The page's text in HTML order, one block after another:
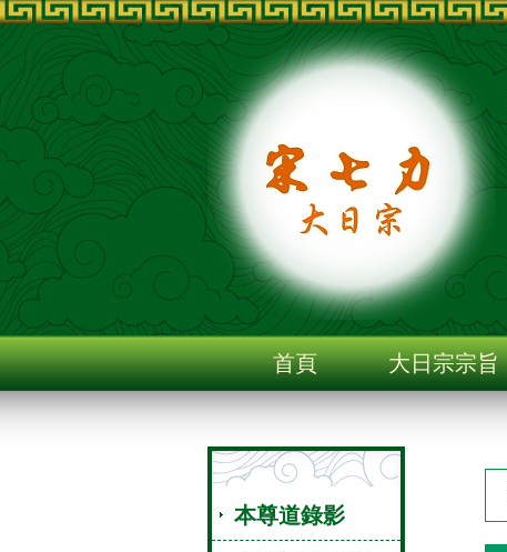
首頁 大日宗宗旨
聯絡我們
本尊道錄影